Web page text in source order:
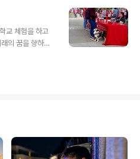
는 말이 안심입
자태를 자랑하
(로보 스페인
다. 아빠와 딸의
교 체험을 하고
의 꿈을 향하여
. 대학교 동아리
좋겠어요. 하